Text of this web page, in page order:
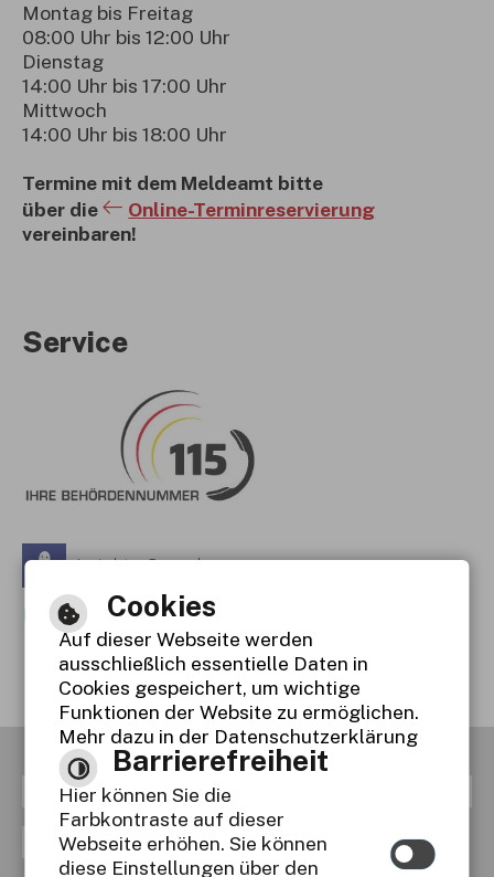
Montag bis Freitag
08:00 Uhr bis 12:00 Uhr
Dienstag
14:00 Uhr bis 17:00 Uhr
Mittwoch
14:00 Uhr bis 18:00 Uhr
Termine mit dem Meldeamt bitte
über die
Online-Terminreservierung
vereinbaren!
Service
Leichte Sprache
Gebärdensprache
Barrierefreie Ansicht
RSS Inhaltsverzeichnis
Datenschutzerklärung
Cookies
Auf dieser Webseite werden
ausschließlich essentielle Daten in
Cookies gespeichert, um wichtige
Funktionen der Website zu ermöglichen.
Mehr dazu in der Datenschutzerklärung
Barrierefreiheit
Hier können Sie die
Farbkontraste auf dieser
Webseite erhöhen. Sie können
diese Einstellungen über den